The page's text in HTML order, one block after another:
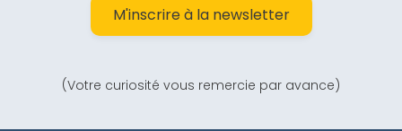
M'inscrire à la newsletter
(Votre curiosité vous remercie par avance)